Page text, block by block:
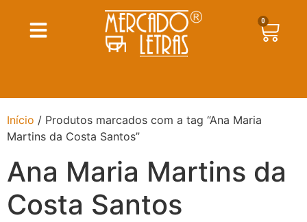
0
Início / Produtos marcados com a tag “Ana Maria
Martins da Costa Santos”
Ana Maria Martins da
Costa Santos